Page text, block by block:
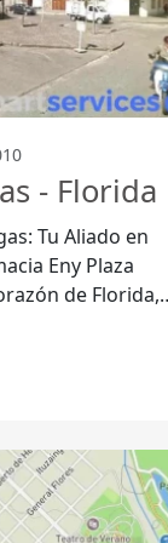
- Florida
Tu Aliado en
de Florida,